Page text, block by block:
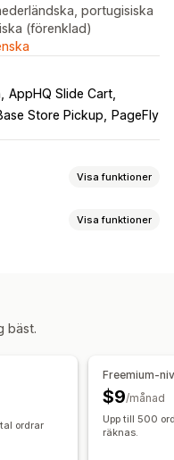
portugisiska
(förenklad)
AppHQ Slide Cart
Store Pickup PageFly
Visa funktioner
Visa funktioner
bäst.
ordrar
Freemium-
$9/månad
Upp till 500
räknas.